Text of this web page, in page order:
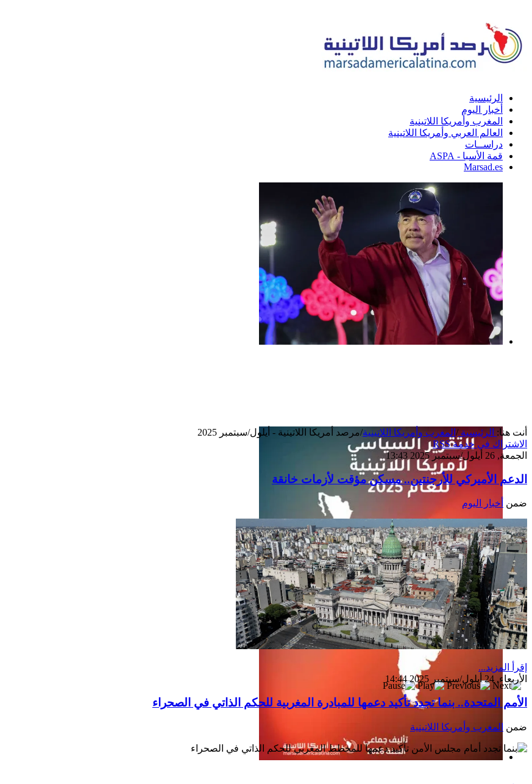
الرئيسية
أخبار اليوم
المغرب وأمريكا اللاتينية
العالم العربي وأمريكا اللاتينية
دراســات
قمة الأسبا - ASPA
Marsad.es
أنت هنا: الرئيسية/ المغرب وأمريكا اللاتينية/مرصد أمريكا اللاتينية - أيلول/سبتمبر 2025
الاشتراك في خدمة RSS
الجمعة, 26 أيلول/سبتمبر 2025 13:43
الدعم الأميركي للأرجنتين.. مسكن مؤقت لأزمات خانقة
ضمن أخبار اليوم
إقرأ المزيد...
الأربعاء, 24 أيلول/سبتمبر 2025 14:44
الأمم المتحدة.. بنما تجدد تأكيد دعمها للمبادرة المغربية للحكم الذاتي في الصحراء
ضمن المغرب وأمريكا اللاتينية